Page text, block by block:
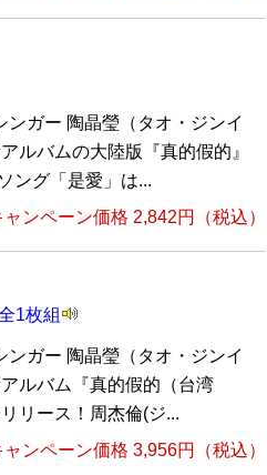
ガー 陶晶瑩（タオ・ジンイ
ルバムの大陸版『真的假的』
ング「是愛」は...
ャンペーン価格 2,842円（税込）
1枚組
ガー 陶晶瑩（タオ・ジンイ
ルバム『真的假的（台湾
リース！周杰倫(ジ...
ャンペーン価格 3,956円（税込）